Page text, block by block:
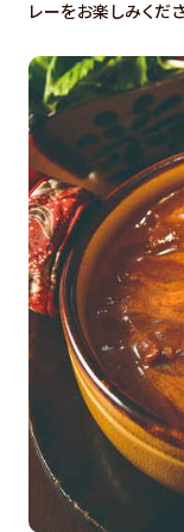
レーをお楽しみくださ